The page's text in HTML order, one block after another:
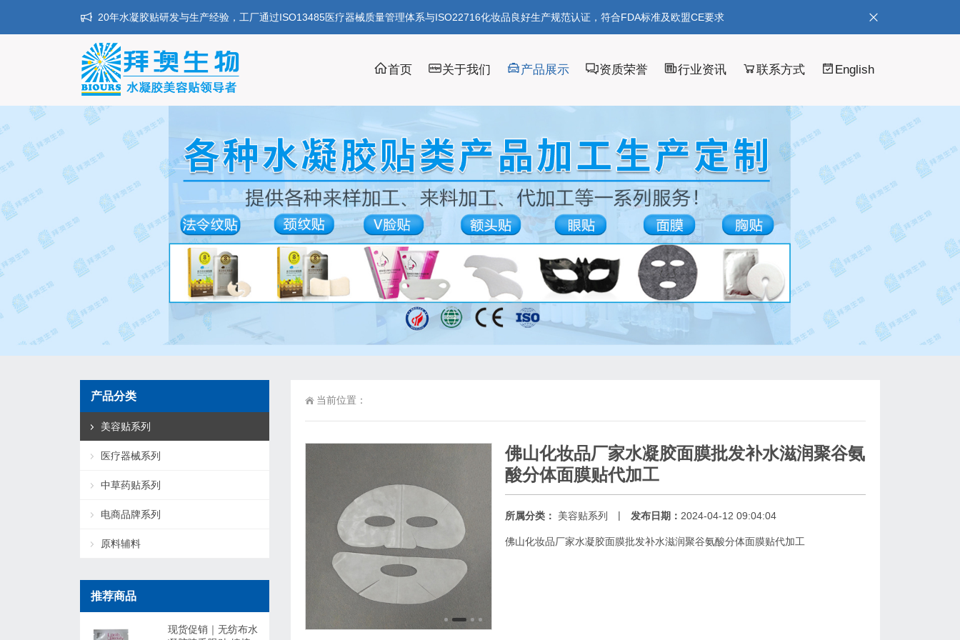
20年水凝胶贴研发与生产经验，工厂通过ISO13485医疗器械质量管理体系与ISO22716化妆品良好生产规范认证，符合FDA标准及欧盟CE要求
首页 关于我们 产品展示 资质荣誉 行业资讯 联系方式 English
当前位置：
佛山化妆品厂家水凝胶面膜批发补水滋润聚谷氨
酸分体面膜贴代加工
所属分类： 美容贴系列 | 发布日期： 2024-04-12 09:04:04
佛山化妆品厂家水凝胶面膜批发补水滋润聚谷氨酸分体面膜贴代加工
产品分类
美容贴系列
医疗器械系列
中草药贴系列
电商品牌系列
原料辅料
推荐商品
现货促销｜无纺布水